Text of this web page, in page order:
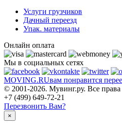
Услуги грузчиков
Дачный переезд
Упак. материалы
Онлайн оплата
Мы в социальных сетях
MOVING.RUвам понравится
© 2001-2026. Мувинг.ру. Все
+7 (499) 649-72-21
Перезвонить Вам?
×